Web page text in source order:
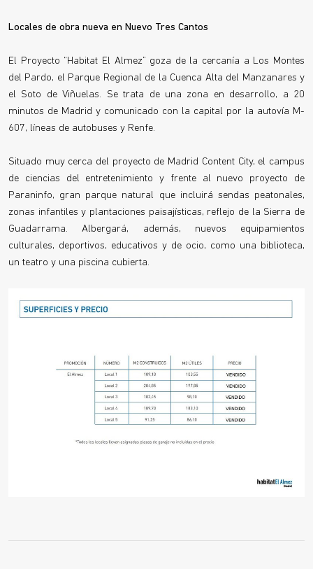
Locales de obra nueva en Nuevo Tres Cantos
El Proyecto “Habitat El Almez” goza de la cercanía a Los Montes
del Pardo, el Parque Regional de la Cuenca Alta del Manzanares y
el Soto de Viñuelas. Se trata de una zona en desarrollo, a 20
minutos de Madrid y comunicado con la capital por la autovía M-
607, líneas de autobuses y Renfe.
Situado muy cerca del proyecto de Madrid Content City, el campus
de ciencias del entretenimiento y frente al nuevo proyecto de
Paraninfo, gran parque natural que incluirá sendas peatonales,
zonas infantiles y plantaciones paisajísticas, reflejo de la Sierra de
Guadarrama. Albergará, además, nuevos equipamientos
culturales, deportivos, educativos y de ocio, como una biblioteca,
un teatro y una piscina cubierta.